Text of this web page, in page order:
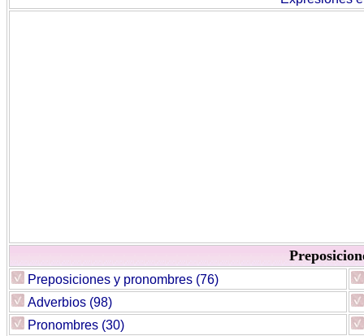
Preposiciones y pronombres (76)
Adverbios (98)
Pronombres (30)